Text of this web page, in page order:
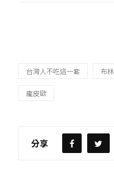
台灣人不吃這一套 布
龐皮歐
分享